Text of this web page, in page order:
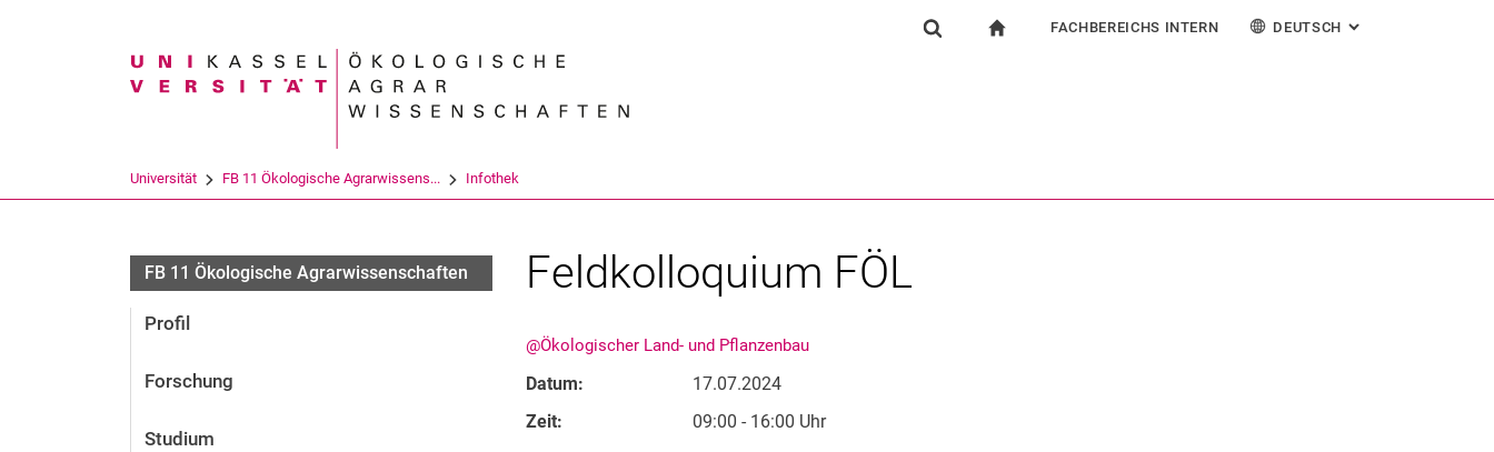
Springe direkt zu: Inhalt
Springe direkt zu: Suche
Springe direkt zu: Hauptnavigation
Suchbegriff
FACHBEREICHS INTERN DEUTSCH : ALTERNATIVE
Universität FB 11 Ökologische Agrarwissens... Infothek
FB 11 Ökologische Agrarwissenschaften
Profil
Forschung
Studium
Feldkolloquium FÖL
@Ökologischer Land- und Pflanzenbau
Datum:
17.07.2024
Zeit:
09:00 - 16:00 Uhr